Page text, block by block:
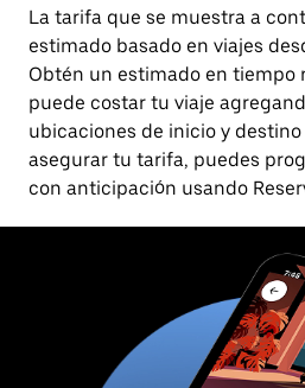
La tarifa que se muestra a
estimado basado en viajes
Obtén un estimado en tiempo
puede costar tu viaje
ubicaciones de inicio y destino
asegurar tu tarifa, puedes
con anticipación usando